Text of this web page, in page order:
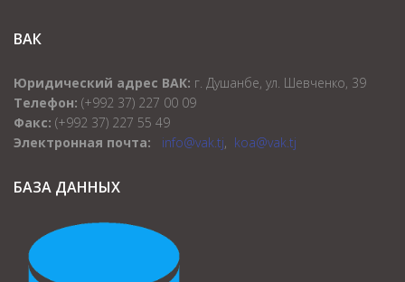
ВАК
Юридический адрес ВАК: г. Душанбе, ул. Шевченко, 39
Телефон: (+992 37) 227 00 09
Факс: (+992 37) 227 55 49
Электронная почта:
info@vak.tj, koa@vak.tj
БАЗА ДАННЫХ